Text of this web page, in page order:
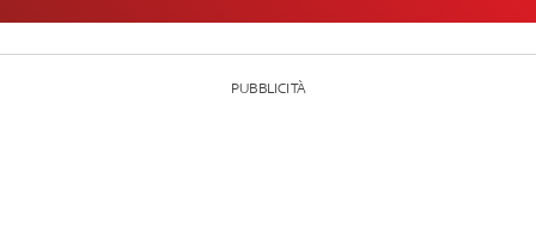
PUBBLICITÀ